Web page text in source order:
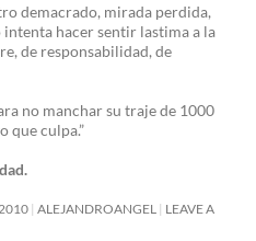
demacrado, mirada perdida,
hacer sentir lastima a la
de responsabilidad, de
no manchar su traje de 1000
que culpa.”
ALEJANDROANGEL
LEAVE A